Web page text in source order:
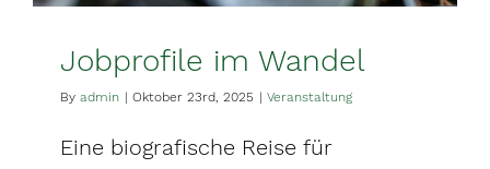
Jobprofile im Wandel
By admin | Oktober 23rd, 2025 | Veranstaltung
Eine biografische Reise für